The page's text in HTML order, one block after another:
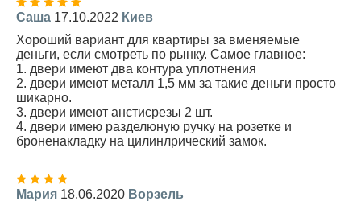
Саша 17.10.2022 Киев
Хороший вариант для квартиры за вменяемые
деньги, если смотреть по рынку. Самое главное:
1. двери имеют два контура уплотнения
2. двери имеют металл 1,5 мм за такие деньги просто
шикарно.
3. двери имеют анстисрезы 2 шт.
4. двери имею разделюную ручку на розетке и
броненакладку на цилинлрический замок.
Мария 18.06.2020 Ворзель